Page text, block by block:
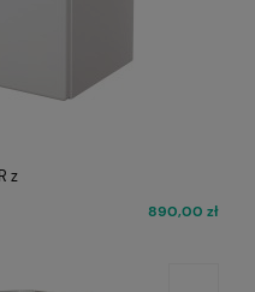
z
890,00 zł